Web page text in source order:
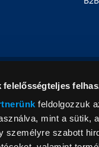
felelősségteljes
feldolgozzuk
mint a sütik,
személyre szabott